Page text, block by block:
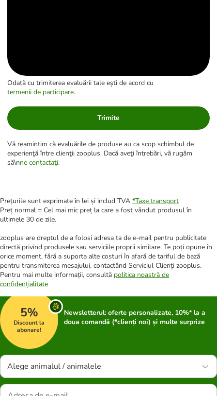
Odată cu trimiterea evaluării tale ești de acord cu
termenii de participare.
Trimite
Vă reamintim că evaluările de produse au ca scop schimbul de
experienţă între clienţii zooplus. Dacă aveţi întrebări, vă rugăm
să\nne contactaţi.
Prețurile sunt exprimate în lei și includ TVA *Taxe transport
Preț normal = Cel mai mic preț la care a fost vândut produsul în
ultimele 30 de zile.
zooplus are dreptul de a folosi adresa ta de e-mail pentru publicitate
directă privind produsele sau serviciile proprii similare. Te poți opune în
orice moment, fără a suporta alte costuri în afară de tariful de bază
pentru transmiterea mesajului, contactând Serviciul Clienți zooplus.
Pentru mai multe informații, consultă politica noastră de
confidențialitate
5%
Discount la
abonare!
Newsletterul: oferte personalizate, 10%* la a
doua comandă (*clienți noi) și multe surprize
Alege animalul / animalele